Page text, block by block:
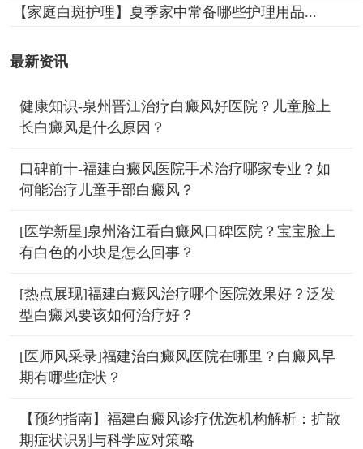
【家庭白斑护理】夏季家中常备哪些护理用品...
最新资讯
健康知识-泉州晋江治疗白癜风好医院？儿童脸上
长白癜风是什么原因？
口碑前十-福建白癜风医院手术治疗哪家专业？如
何能治疗儿童手部白癜风？
[医学新星]泉州洛江看白癜风口碑医院？宝宝脸上
有白色的小块是怎么回事？
[热点展现]福建白癜风治疗哪个医院效果好？泛发
型白癜风要该如何治疗好？
[医师风采录]福建治白癜风医院在哪里？白癜风早
期有哪些症状？
【预约指南】福建白癜风诊疗优选机构解析：扩散
期症状识别与科学应对策略